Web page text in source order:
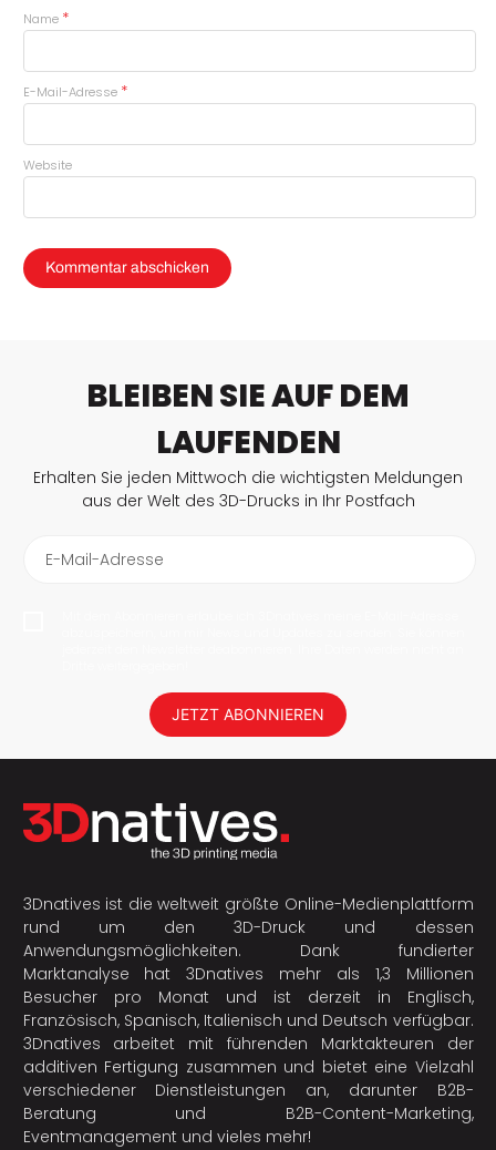
Name *
E-Mail-Adresse *
Website
BLEIBEN SIE AUF DEM
LAUFENDEN
Erhalten Sie jeden Mittwoch die wichtigsten Meldungen
aus der Welt des 3D-Drucks in Ihr Postfach
E-Mail-Adresse
JETZT ABONNIEREN
3Dnatives ist die weltweit größte Online-Medienplattform
rund um den 3D-Druck und dessen
Anwendungsmöglichkeiten. Dank fundierter
Marktanalyse hat 3Dnatives mehr als 1,3 Millionen
Besucher pro Monat und ist derzeit in Englisch,
Französisch, Spanisch, Italienisch und Deutsch verfügbar.
3Dnatives arbeitet mit führenden Marktakteuren der
additiven Fertigung zusammen und bietet eine Vielzahl
verschiedener Dienstleistungen an, darunter B2B-
Beratung und B2B-Content-Marketing,
Eventmanagement und vieles mehr!